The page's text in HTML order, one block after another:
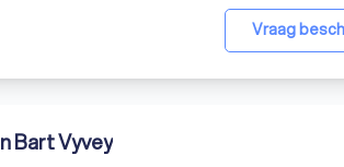
Vraag
Bart Vyvey